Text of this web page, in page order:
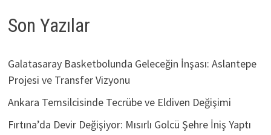
Son Yazılar
Galatasaray Basketbolunda Geleceğin İnşası: Aslantepe
Projesi ve Transfer Vizyonu
Ankara Temsilcisinde Tecrübe ve Eldiven Değişimi
Fırtına’da Devir Değişiyor: Mısırlı Golcü Şehre İniş Yaptı